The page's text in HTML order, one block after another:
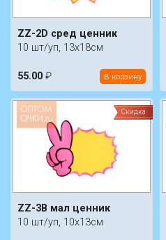
ZZ-2D сред ценник
10 шт/уп, 13х18см
55.00 ₽ В корзину
Скидка
ZZ-3B мал ценник
10 шт/уп, 10х13см